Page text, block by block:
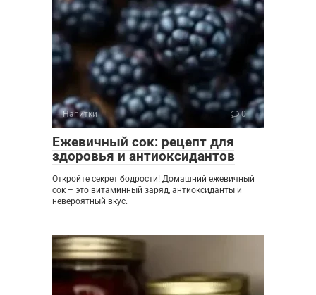
Напитки 0
Ежевичный сок: рецепт для
здоровья и антиоксидантов
Откройте секрет бодрости! Домашний ежевичный
сок – это витаминный заряд, антиоксиданты и
невероятный вкус.